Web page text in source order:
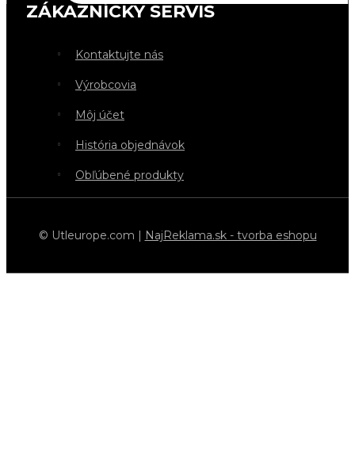
ZÁKAZNÍCKY SERVIS
Kontaktujte nás
Výrobcovia
Môj účet
História objednávok
Obľúbené produkty
© Utleurope.com | NajReklama.sk - tvorba eshopu